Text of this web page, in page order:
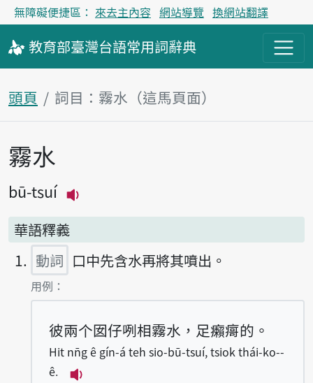
無障礙便捷區： 來去主內容 網站導覽 換網站翻譯
教育部臺灣台語常用詞辭典
頭頁 詞目：霧水（這馬頁面）
主內容區
霧水
bū-tsuí
華語釋義
動詞 口中先含水再將其噴出。
第1項釋義的
用例：
彼兩个囡仔咧相霧水，足癩𰣻的。
Hit nn̄g ê gín-á teh sio-bū-tsuí, tsiok thái-ko--
ê.